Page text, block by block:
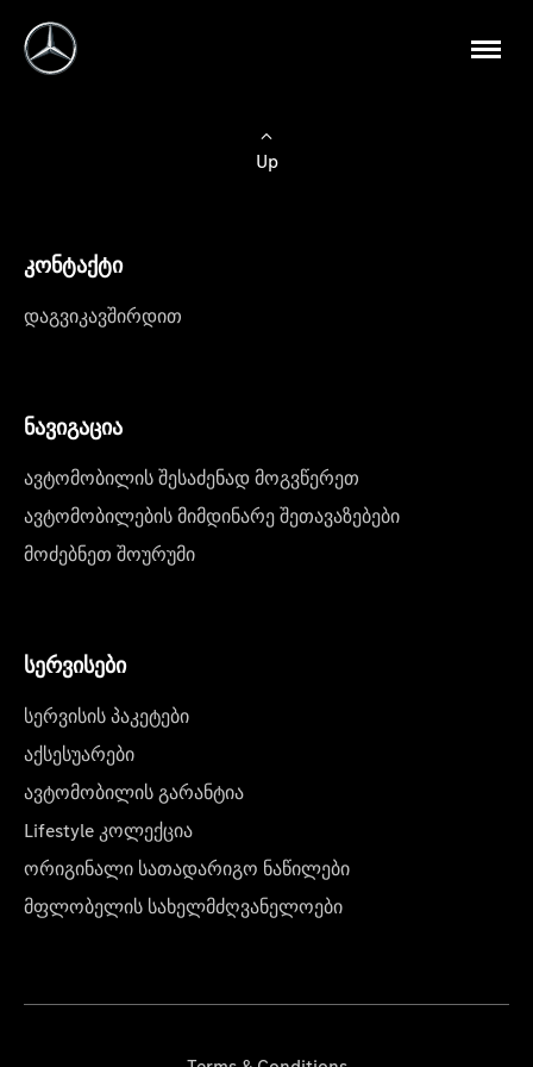
Up
კონტაქტი
დაგვიკავშირდით
ნავიგაცია
ავტომობილის შესაძენად მოგვწერეთ
ავტომობილების მიმდინარე შეთავაზებები
მოძებნეთ შოურუმი
სერვისები
სერვისის პაკეტები
აქსესუარები
ავტომობილის გარანტია
Lifestyle კოლექცია
ორიგინალი სათადარიგო ნაწილები
მფლობელის სახელმძღვანელოები